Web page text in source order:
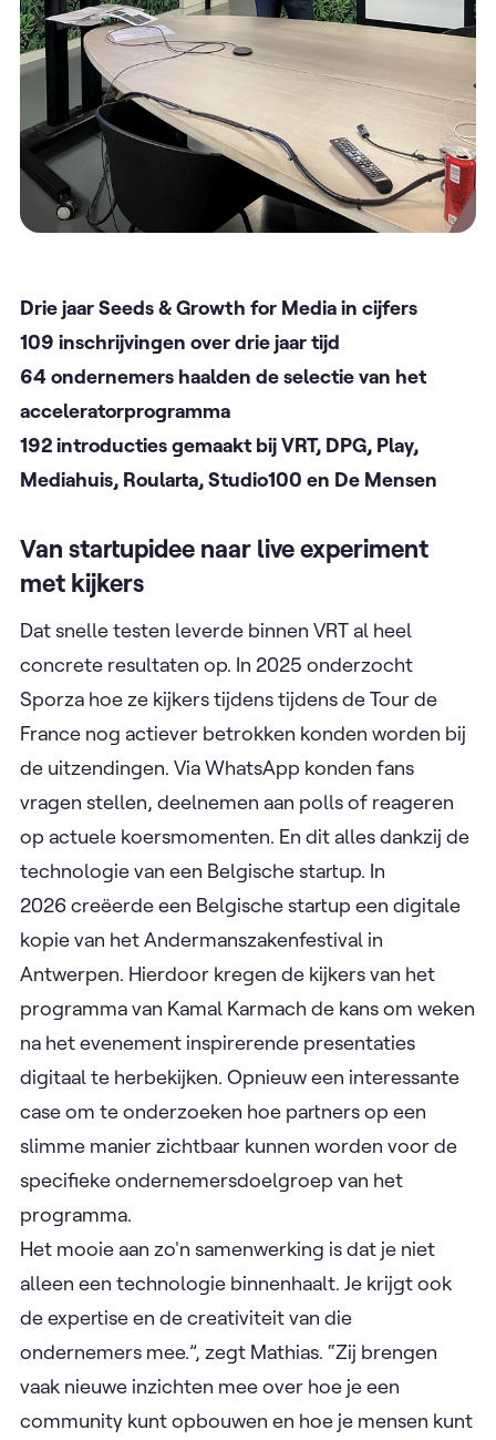
Drie jaar Seeds & Growth for Media in cijfers
109 inschrijvingen over drie jaar tijd
64 ondernemers haalden de selectie van het
acceleratorprogramma
192 introducties gemaakt bij VRT, DPG, Play,
Mediahuis, Roularta, Studio100 en De Mensen
Van startupidee naar live experiment
met kijkers
Dat snelle testen leverde binnen VRT al heel
concrete resultaten op. In 2025 onderzocht
Sporza hoe ze kijkers tijdens tijdens de Tour de
France nog actiever betrokken konden worden bij
de uitzendingen. Via WhatsApp konden fans
vragen stellen, deelnemen aan polls of reageren
op actuele koersmomenten. En dit alles dankzij de
technologie van een Belgische startup. In
2026 creëerde een Belgische startup een digitale
kopie van het Andermanszakenfestival in
Antwerpen. Hierdoor kregen de kijkers van het
programma van Kamal Karmach de kans om weken
na het evenement inspirerende presentaties
digitaal te herbekijken. Opnieuw een interessante
case om te onderzoeken hoe partners op een
slimme manier zichtbaar kunnen worden voor de
specifieke ondernemersdoelgroep van het
programma.
Het mooie aan zo'n samenwerking is dat je niet
alleen een technologie binnenhaalt. Je krijgt ook
de expertise en de creativiteit van die
ondernemers mee.”, zegt Mathias. “Zij brengen
vaak nieuwe inzichten mee over hoe je een
community kunt opbouwen en hoe je mensen kunt